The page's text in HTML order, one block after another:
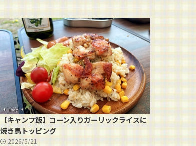
【キャンプ飯】コーン入りガーリックライスに
焼き鳥トッピング
2026/5/21